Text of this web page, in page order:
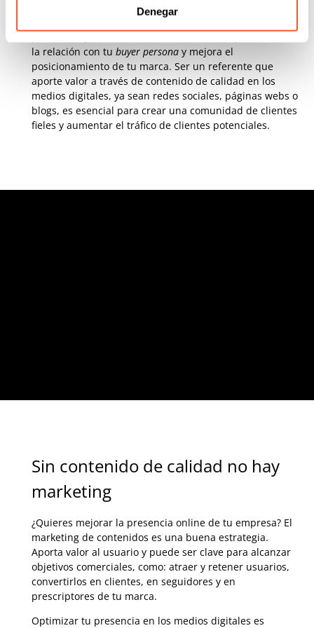
Denegar
En este sentido, el marketing de contenidos también
la relación con tu buyer personay mejora el
posicionamiento de tu marca. Ser un referente que
aporte valor a través de contenido de calidad en los
medios digitales, ya sean redes sociales, páginas webs o
blogs, es esencial para crear una comunidad de clientes
fieles y aumentar el tráfico de clientes potenciales.
Sin contenido de calidad no hay
marketing
¿Quieres mejorar la presencia online de tu empresa? El
marketing de contenidos es una buena estrategia.
Aporta valor al usuario y puede ser clave para alcanzar
objetivos comerciales, como: atraer y retener usuarios,
convertirlos en clientes, en seguidores y en
prescriptores de tu marca.
Optimizar tu presencia en los medios digitales es